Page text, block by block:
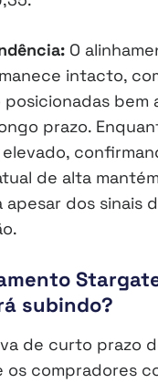
O
intacto,
bem
prazo.
de alta
dos sinais
subindo?
de curto prazo
os compradores